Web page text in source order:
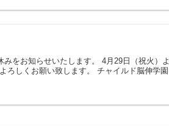
をお知らせいたします。 4月29日（祝火）よ
ろしくお願い致します。 チャイルド脳伸学園